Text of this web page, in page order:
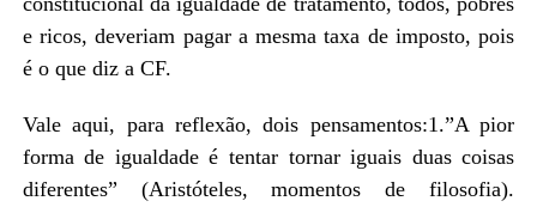
e ricos, deveriam pagar a mesma taxa de imposto, pois
é o que diz a CF.
Vale aqui, para reflexão, dois pensamentos:1.”A pior
forma de igualdade é tentar tornar iguais duas coisas
diferentes” (Aristóteles, momentos de filosofia).